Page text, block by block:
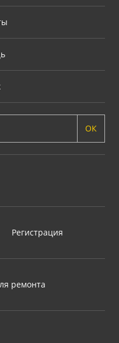
ОК
Регистрация
ремонта